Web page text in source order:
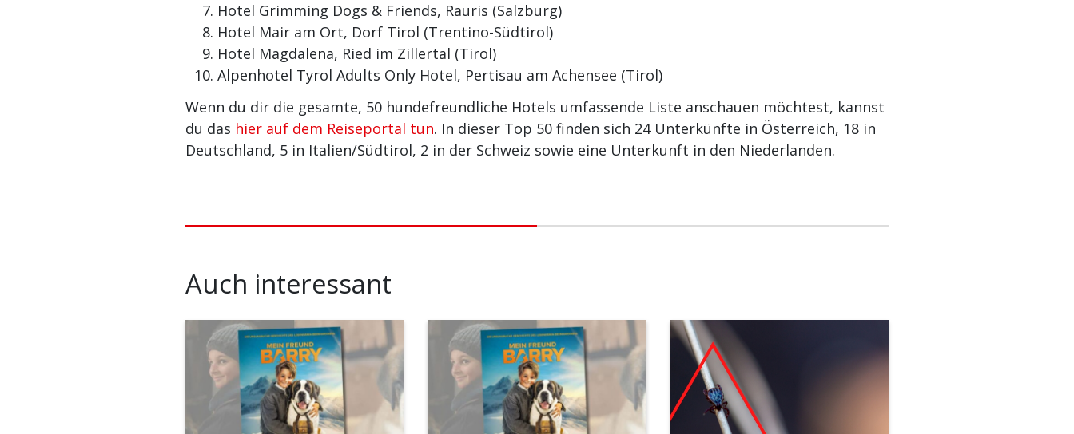
Hotel Grimming Dogs & Friends, Rauris (Salzburg)
Hotel Mair am Ort, Dorf Tirol (Trentino-Südtirol)
Hotel Magdalena, Ried im Zillertal (Tirol)
Alpenhotel Tyrol Adults Only Hotel, Pertisau am Achensee (Tirol)
Wenn du dir die gesamte, 50 hundefreundliche Hotels umfassende Liste anschauen möchtest, kannst
du das hier auf dem Reiseportal tun. In dieser Top 50 finden sich 24 Unterkünfte in Österreich, 18 in
Deutschland, 5 in Italien/Südtirol, 2 in der Schweiz sowie eine Unterkunft in den Niederlanden.
Auch interessant